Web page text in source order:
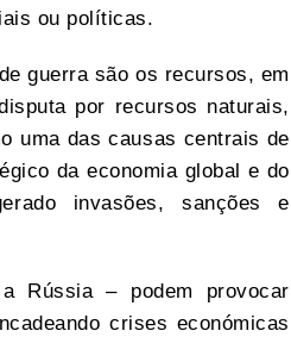
ou políticas.
guerra são os recursos, em
por recursos naturais,
uma das causas centrais de
da economia global e do
invasões, sanções e
Rússia – podem provocar
crises económicas